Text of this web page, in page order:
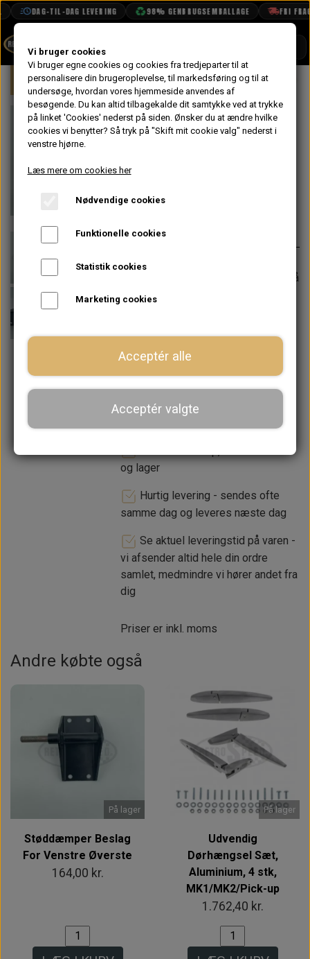
DAG-TIL-DAG LEVERING 98% GENBRUGSEMBALLAGE FRI
BOOK TID
PROJEKTER
TEKNISK DATA
VANDPOLERING
Forside Mini Undervogn & Styrtøj For
På lager
Støddæmper
Højre Øverste
164,00 kr.
Varenummer: 21A471
Varen er på
lager. 1-2 dages leveringstid
− +
LÆG I KURV
og lager
Hurtig levering - sendes ofte
samme dag og leveres næste dag
Se aktuel leveringstid på varen -
vi afsender altid hele din ordre
samlet, medmindre vi hører andet fra
dig
Priser er inkl. moms
Andre købte også
På lager
Støddæmper Beslag
For Venstre Øverste
164,00 kr.
På lager
Udvendig
Dørhængsel Sæt,
Aluminium, 4 stk,
MK1/MK2/Pick-up
1.762,40 kr.
Vi bruger cookies
Vi bruger egne cookies og cookies fra tredjeparter til at
personalisere din brugeroplevelse, til markedsføring og til at
undersøge, hvordan vores hjemmeside anvendes af
besøgende. Du kan altid tilbagekalde dit samtykke ved at trykke
på linket 'Cookies' nederst på siden. Ønsker du at ændre hvilke
cookies vi benytter? Så tryk på "Skift mit cookie valg" nederst i
venstre hjørne.
Læs mere om cookies her
Nødvendige cookies
Funktionelle cookies
Statistik cookies
Marketing cookies
Acceptér alle
Acceptér valgte